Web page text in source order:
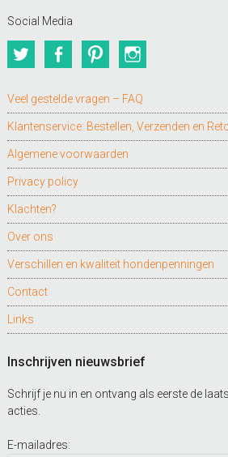
Social Media
TwitterFacebookPinterest
Veel gestelde vragen – FAQ
Klantenservice: Bestellen, Verzenden en
Algemene voorwaarden
Privacy policy
Klachten?
Over ons
Verschillen en kwaliteit hondenpenningen
Contact
Links
Inschrijven nieuwsbrief
Schrijf je nu in en ontvang als eerste de
acties.
E-mailadres: